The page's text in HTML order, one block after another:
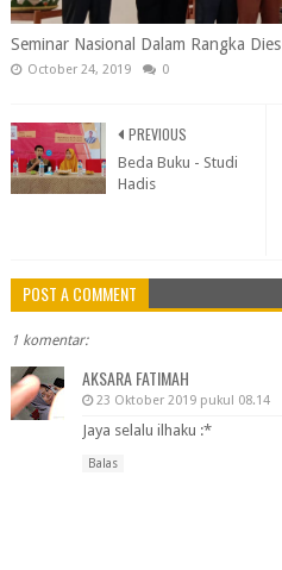
Seminar Nasional Dalam Rangka
October 24, 2019 0
PREVIOUS
Beda Buku - Studi
Hadis
POST A COMMENT
1 komentar:
AKSARA FATIMAH
23 Oktober 2019 pukul 08.14
Jaya selalu ilhaku :*
Balas